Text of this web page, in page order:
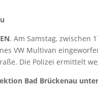
. Am Samstag, zwischen
VW Multivan
Die Polizei ermittelt
Bad Brückenau